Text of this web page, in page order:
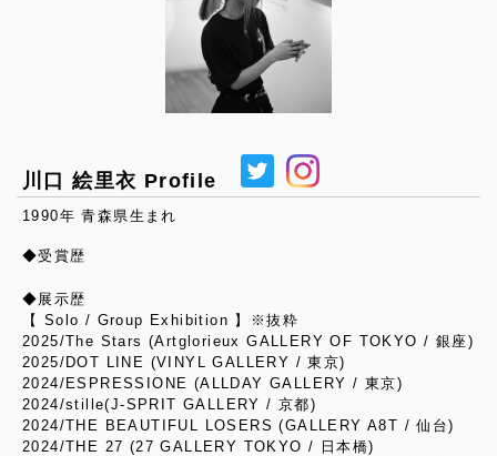
川口 絵里衣 Profile
1990年 青森県生まれ
◆受賞歴
◆展示歴
【 Solo / Group Exhibition 】※抜粋
2025/The Stars (Artglorieux GALLERY OF TOKYO / 銀座)
2025/DOT LINE (VINYL GALLERY / 東京)
2024/ESPRESSIONE (ALLDAY GALLERY / 東京)
2024/stille(J-SPRIT GALLERY / 京都)
2024/THE BEAUTIFUL LOSERS (GALLERY A8T / 仙台)
2024/THE 27 (27 GALLERY TOKYO / 日本橋)